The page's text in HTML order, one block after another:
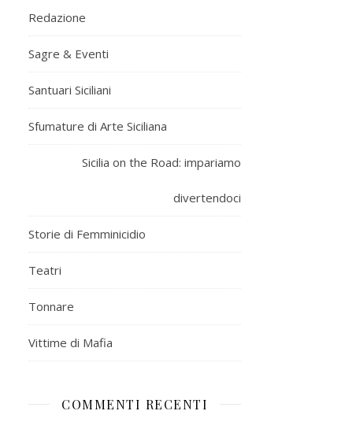
Redazione
Sagre & Eventi
Santuari Siciliani
Sfumature di Arte Siciliana
Sicilia on the Road: impariamo
divertendoci
Storie di Femminicidio
Teatri
Tonnare
Vittime di Mafia
COMMENTI RECENTI